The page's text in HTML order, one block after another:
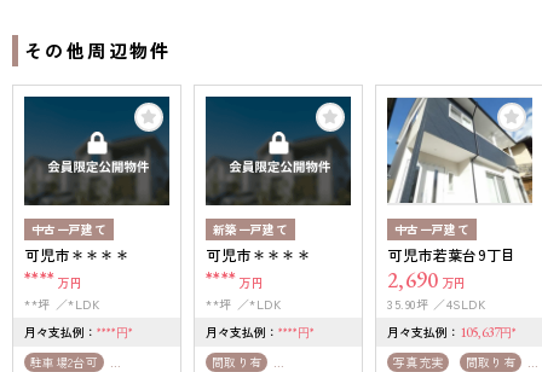
その他周辺物件
中古一戸建て
可児市＊＊＊＊
**** 万円
**坪
*LDK
月々支払例： ****円*
駐車場2台可
新築一戸建て
可児市＊＊＊＊
**** 万円
**坪
*LDK
月々支払例： ****円*
間取り有
中古一戸建て
可児市若葉台9丁目
2,690 万円
35.90坪
4SLDK
月々支払例： 105,637円*
写真充実
間取り有